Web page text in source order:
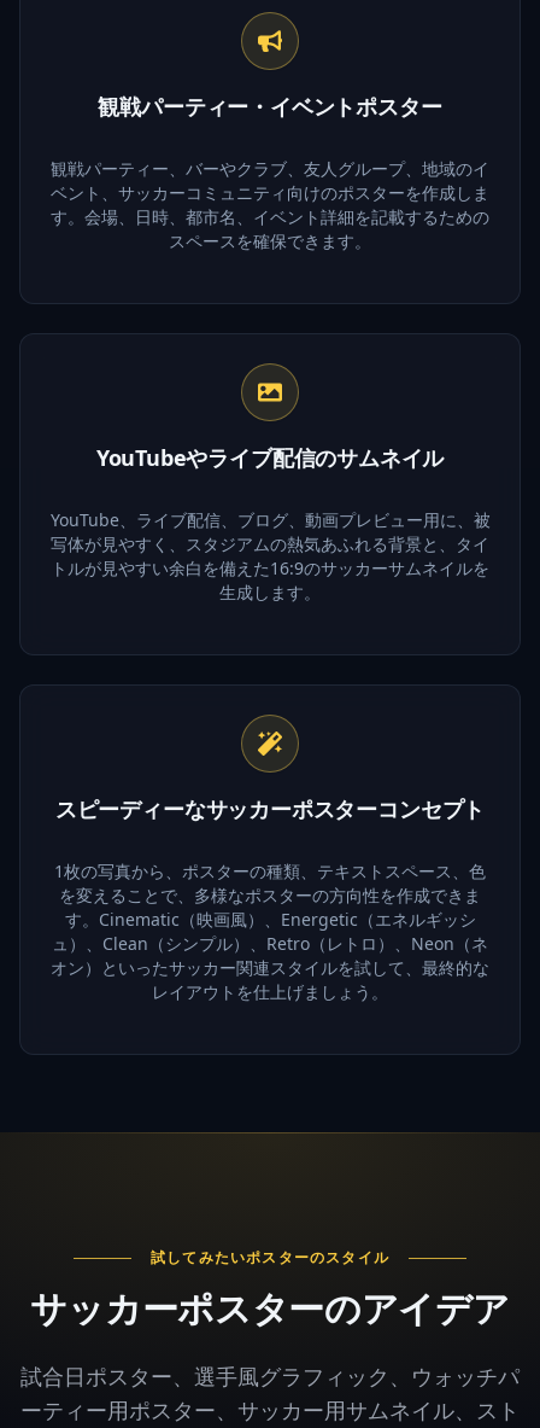
観戦パーティー・イベントポスター
観戦パーティー、バーやクラブ、友人グループ、地域のイ
ベント、サッカーコミュニティ向けのポスターを作成しま
す。会場、日時、都市名、イベント詳細を記載するための
スペースを確保できます。
YouTubeやライブ配信のサムネイル
YouTube、ライブ配信、ブログ、動画プレビュー用に、被
写体が見やすく、スタジアムの熱気あふれる背景と、タイ
トルが見やすい余白を備えた16:9のサッカーサムネイルを
生成します。
スピーディーなサッカーポスターコンセプト
1枚の写真から、ポスターの種類、テキストスペース、色
を変えることで、多様なポスターの方向性を作成できま
す。Cinematic（映画風）、Energetic（エネルギッシ
ュ）、Clean（シンプル）、Retro（レトロ）、Neon（ネ
オン）といったサッカー関連スタイルを試して、最終的な
レイアウトを仕上げましょう。
試してみたいポスターのスタイル
サッカーポスターのアイデア
試合日ポスター、選手風グラフィック、ウォッチパ
ーティー用ポスター、サッカー用サムネイル、スト